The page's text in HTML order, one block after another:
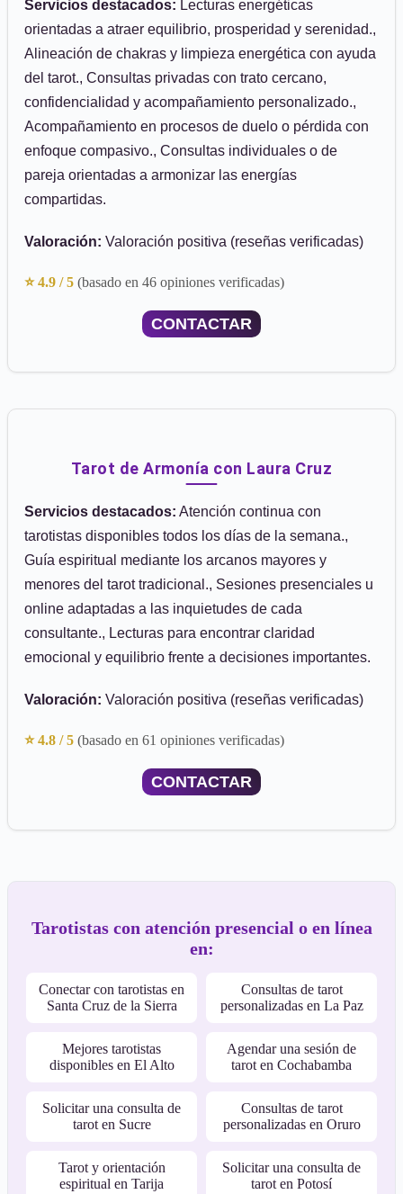
Servicios destacados: Lecturas energéticas
orientadas a atraer equilibrio, prosperidad y serenidad.,
Alineación de chakras y limpieza energética con ayuda
del tarot., Consultas privadas con trato cercano,
confidencialidad y acompañamiento personalizado.,
Acompañamiento en procesos de duelo o pérdida con
enfoque compasivo., Consultas individuales o de
pareja orientadas a armonizar las energías
compartidas.
Valoración: Valoración positiva (reseñas verificadas)
⭐ 4.9 / 5 (basado en 46 opiniones verificadas)
CONTACTAR
Tarot de Armonía con Laura Cruz
Servicios destacados: Atención continua con
tarotistas disponibles todos los días de la semana.,
Guía espiritual mediante los arcanos mayores y
menores del tarot tradicional., Sesiones presenciales u
online adaptadas a las inquietudes de cada
consultante., Lecturas para encontrar claridad
emocional y equilibrio frente a decisiones importantes.
Valoración: Valoración positiva (reseñas verificadas)
⭐ 4.8 / 5 (basado en 61 opiniones verificadas)
CONTACTAR
Tarotistas con atención presencial o en línea
en:
Conectar con tarotistas en
Santa Cruz de la Sierra
Consultas de tarot
personalizadas en La Paz
Mejores tarotistas
disponibles en El Alto
Agendar una sesión de
tarot en Cochabamba
Solicitar una consulta de
tarot en Sucre
Consultas de tarot
personalizadas en Oruro
Tarot y orientación
espiritual en Tarija
Solicitar una consulta de
tarot en Potosí